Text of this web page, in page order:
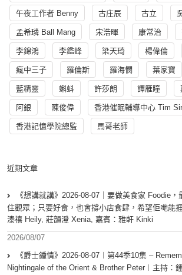
午夜工作者 Benny 古庄辰 古立
孟希璘 Ball Mang 宋浩暉 康常治
李錦鴻 李鑑峰 梁天琦 楊偉倫
瘋中三子 羅倫斯 羅海憫 葉家寶
藍精靈 蝌蚪 許莎朗 譚雁瞳
阿銀 陳俊偉 香港催眠輔導中心 Tim Sir
香港記憶學院總監 馬哥老師
近期文章
《想講就講》2026-08-07｜要做美食家 Foodie
住觀眾；只要好食，也會撐小店食肆，希望佢哋能
溱禧 Heily, 莊韻澄 Xenia, 嘉賓：雅軒 Kinki
2026/08/07
《爵士鍾情》2026-08-07︱第44季10集 –
Nightingale of the Orient & Brother Peter︱主持：